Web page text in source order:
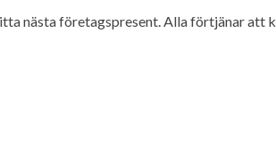
nästa företagspresent. Alla förtjänar att